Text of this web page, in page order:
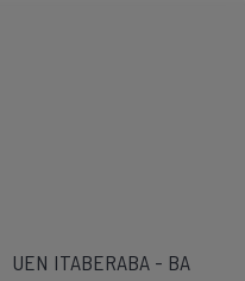
UEN ITABERABA - BA